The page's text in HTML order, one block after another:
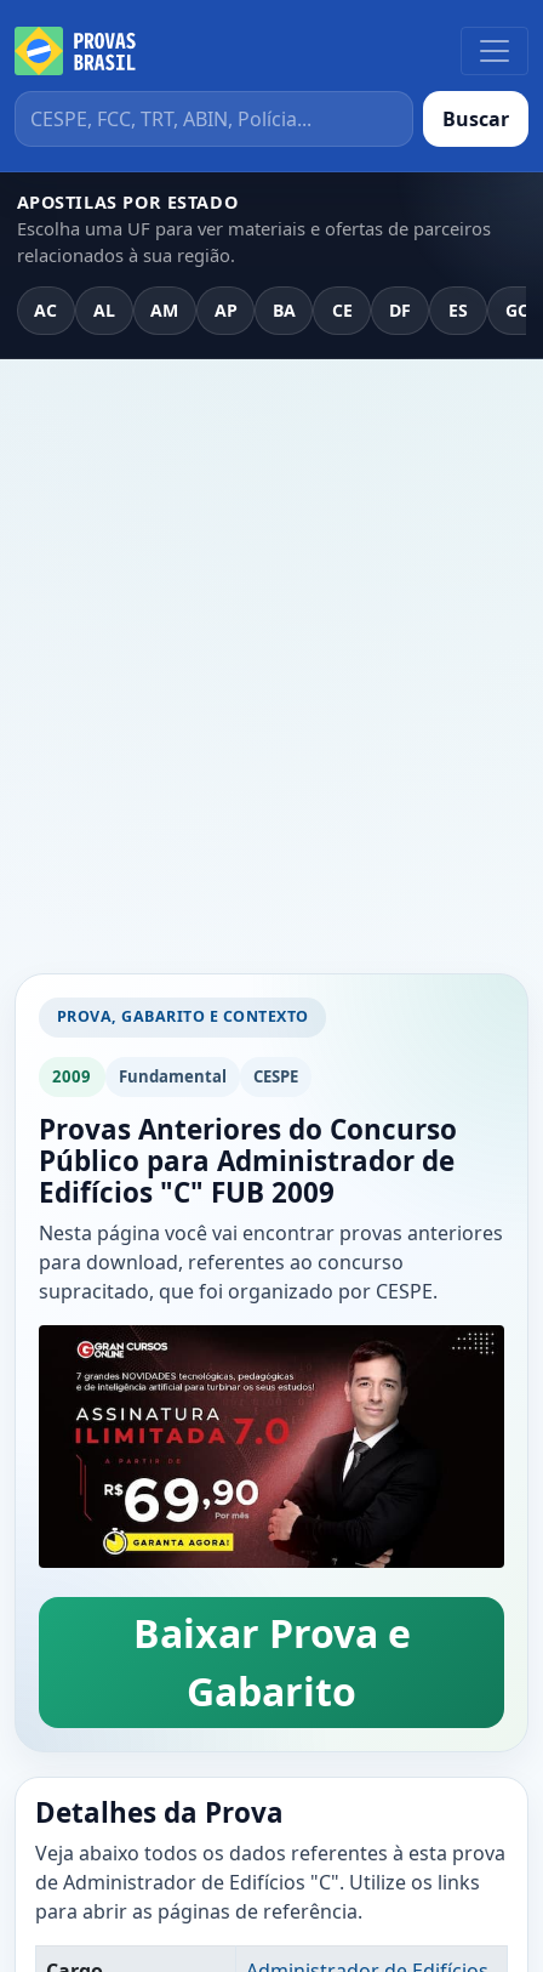
Buscar
APOSTILAS POR ESTADO
Escolha uma UF para ver materiais e ofertas de parceiros
relacionados à sua região.
AC AL AM AP BA CE DF ES GO
PROVA, GABARITO E CONTEXTO
2009 Fundamental CESPE
Provas Anteriores do Concurso
Público para Administrador de
Edifícios "C" FUB 2009
Nesta página você vai encontrar provas anteriores
para download, referentes ao concurso
supracitado, que foi organizado por CESPE.
Baixar Prova e
Gabarito
Detalhes da Prova
Veja abaixo todos os dados referentes à esta prova
de Administrador de Edifícios "C". Utilize os links
para abrir as páginas de referência.